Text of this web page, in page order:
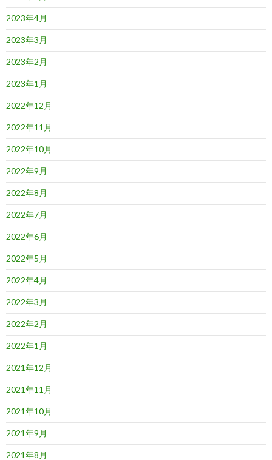
2023年4月
2023年3月
2023年2月
2023年1月
2022年12月
2022年11月
2022年10月
2022年9月
2022年8月
2022年7月
2022年6月
2022年5月
2022年4月
2022年3月
2022年2月
2022年1月
2021年12月
2021年11月
2021年10月
2021年9月
2021年8月